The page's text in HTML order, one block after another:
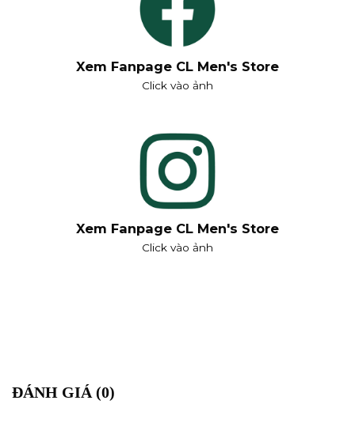
Xem Fanpage CL Men's Store
Click vào ảnh
Xem Fanpage CL Men's Store
Click vào ảnh
ĐÁNH GIÁ (0)